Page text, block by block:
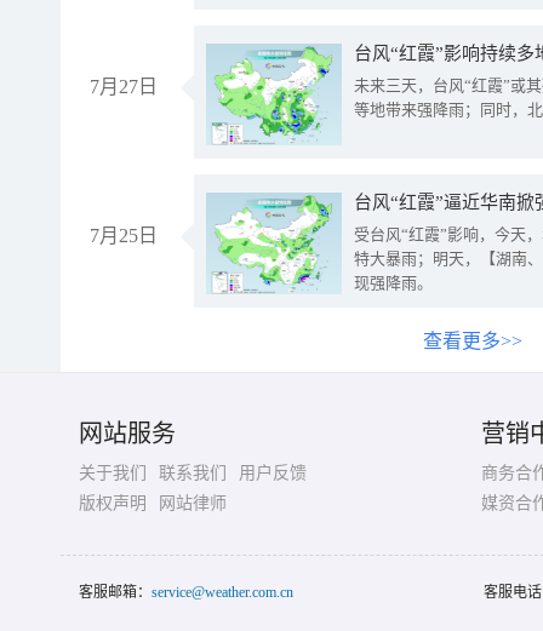
7月27日
台风“红霞”影响持续
未来三天，台风“红霞”或
等地带来强降雨；同时，
7月25日
台风“红霞”逼近华南
受台风“红霞”影响，今天
特大暴雨；明天，【湖南
现强降雨。
查看更多>>
网站服务
关于我们 联系我们
用户反馈
版权声明
网站律师
营销
商务合
媒资合
客服邮箱： service@weather.com.cn 客服电